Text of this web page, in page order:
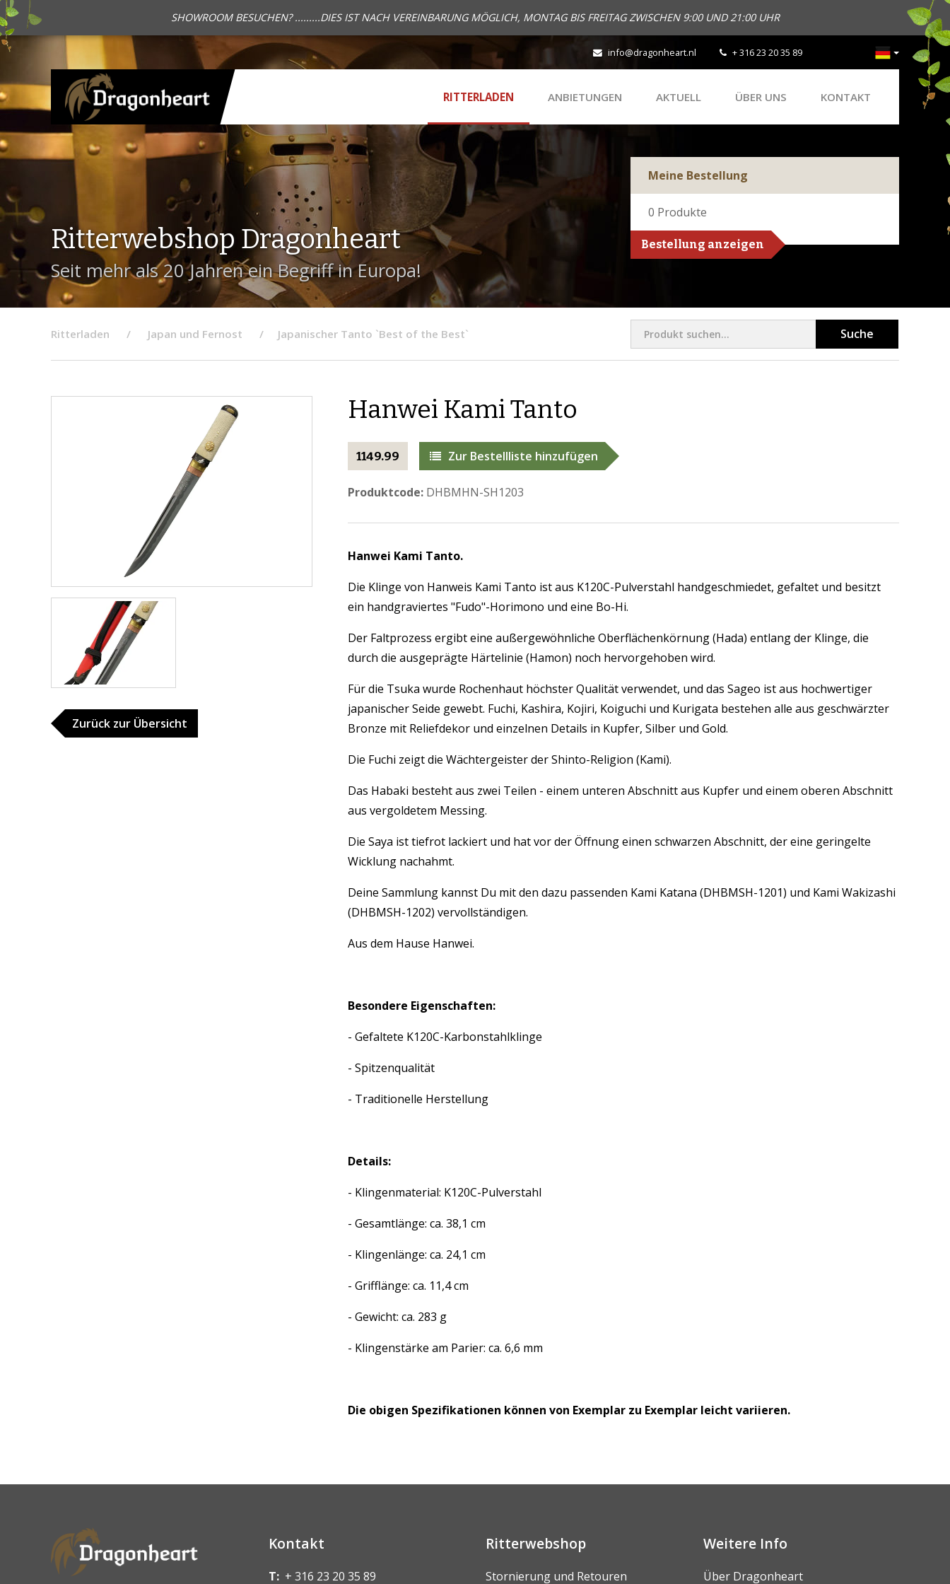
SHOWROOM BESUCHEN? .........DIES IST NACH VEREINBARUNG MÖGLICH, MONTAG BIS FREITAG ZWISCHEN 9:00 UND 21:00 UHR
info@dragonheart.nl + 316 23 20 35 89
RITTERLADEN ANBIETUNGEN AKTUELL ÜBER UNS KONTAKT
Ritterwebshop Dragonheart
Seit mehr als 20 Jahren ein Begriff in Europa!
Meine Bestellung
0 Produkte
Bestellung anzeigen
Ritterladen Japan und Fernost ​​Japanischer Tanto `Best of the Best` Suche
Zurück zur Übersicht
​Hanwei Kami Tanto
1149.99 Zur Bestellliste hinzufügen
Produktcode:DHBMHN-SH1203
Hanwei Kami Tanto.
Die Klinge von Hanweis Kami Tanto ist aus K120C-Pulverstahl handgeschmiedet, gefaltet und besitzt
ein handgraviertes "Fudo"-Horimono und eine Bo-Hi.
Der Faltprozess ergibt eine außergewöhnliche Oberflächenkörnung (Hada) entlang der Klinge, die
durch die ausgeprägte Härtelinie (Hamon) noch hervorgehoben wird.
Für die Tsuka wurde Rochenhaut höchster Qualität verwendet, und das Sageo ist aus hochwertiger
japanischer Seide gewebt. Fuchi, Kashira, Kojiri, Koiguchi und Kurigata bestehen alle aus geschwärzter
Bronze mit Reliefdekor und einzelnen Details in Kupfer, Silber und Gold.
Die Fuchi zeigt die Wächtergeister der Shinto-Religion (Kami).
Das Habaki besteht aus zwei Teilen - einem unteren Abschnitt aus Kupfer und einem oberen Abschnitt
aus vergoldetem Messing.
Die Saya ist tiefrot lackiert und hat vor der Öffnung einen schwarzen Abschnitt, der eine geringelte
Wicklung nachahmt.
Deine Sammlung kannst Du mit den dazu passenden Kami Katana (DHBMSH-1201) und Kami Wakizashi
(DHBMSH-1202) vervollständigen.
Aus dem Hause Hanwei.
Besondere Eigenschaften:
- Gefaltete K120C-Karbonstahlklinge
- Spitzenqualität
- Traditionelle Herstellung
Details:
- Klingenmaterial: K120C-Pulverstahl
- Gesamtlänge: ca. 38,1 cm
- Klingenlänge: ca. 24,1 cm
- Grifflänge: ca. 11,4 cm
- Gewicht: ca. 283 g
- Klingenstärke am Parier: ca. 6,6 mm
Die obigen Spezifikationen können von Exemplar zu Exemplar leicht variieren.
Kontakt
T: + 316 23 20 35 89
Ritterwebshop
Stornierung und Retouren
Weitere Info
Über Dragonheart